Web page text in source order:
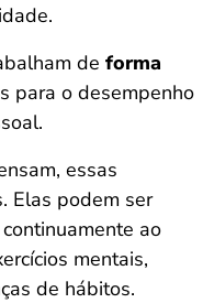
de forma
para o desempenho
essas
Elas podem ser
ao
mentais,
de hábitos.